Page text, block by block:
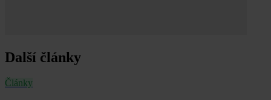
Další články
Články